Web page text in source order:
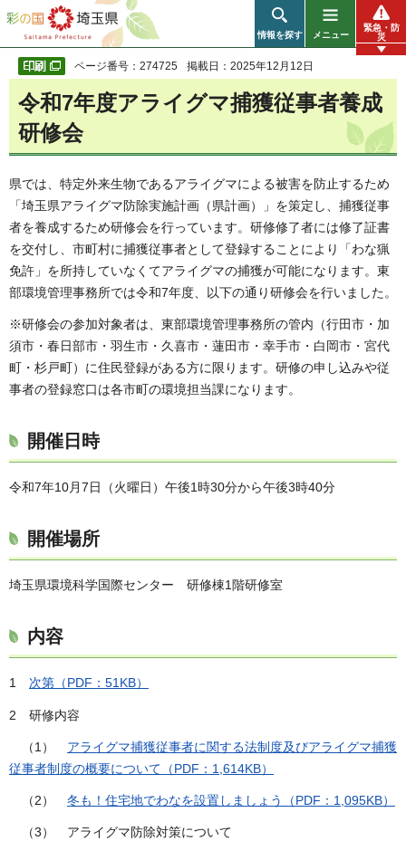
彩の国 埼玉県
情報を探す メニュー
緊急・防
災
ページ番号：274725 掲載日：2025年12月12日
令和7年度アライグマ捕獲従事者養成
研修会
県では、特定外来生物であるアライグマによる被害を防止するため
「埼玉県アライグマ防除実施計画（県計画）」を策定し、捕獲従事
者を養成するため研修会を行っています。研修修了者には修了証書
を交付し、市町村に捕獲従事者として登録することにより「わな猟
免許」を所持していなくてアライグマの捕獲が可能になります。東
部環境管理事務所では令和7年度、以下の通り研修会を行いました。
※研修会の参加対象者は、東部環境管理事務所の管内（行田市・加
須市・春日部市・羽生市・久喜市・蓮田市・幸手市・白岡市・宮代
町・杉戸町）に住民登録がある方に限ります。研修の申し込みや従
事者の登録窓口は各市町の環境担当課になります。
開催日時
令和7年10月7日（火曜日）午後1時30分から午後3時40分
開催場所
埼玉県環境科学国際センター 研修棟1階研修室
内容
1 次第（PDF：51KB）
2 研修内容
（1） アライグマ捕獲従事者に関する法制度及びアライグマ捕獲
従事者制度の概要について（PDF：1,614KB）
（2） 冬も！住宅地でわなを設置しましょう（PDF：1,095KB）
（3） アライグマ防除対策について